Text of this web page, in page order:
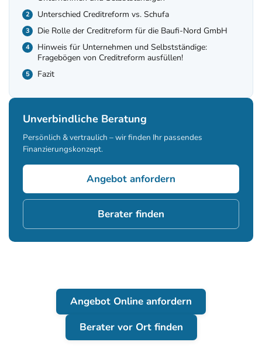
Unterschied Creditreform vs. Schufa
Die Rolle der Creditreform für die Baufi-Nord GmbH
Hinweis für Unternehmen und Selbstständige:
Fragebögen von Creditreform ausfüllen!
Fazit
Unverbindliche Beratung
Persönlich & vertraulich – wir finden Ihr passendes
Finanzierungskonzept.
Angebot anfordern
Berater finden
Angebot Online anfordern
Berater vor Ort finden